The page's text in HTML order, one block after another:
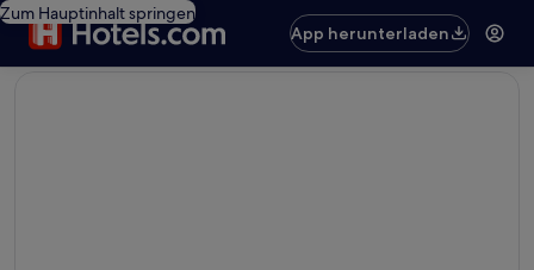
Zum Hauptinhalt springen
App herunterladen